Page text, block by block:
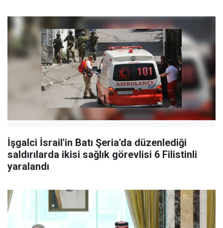
İşgalci İsrail'in Batı Şeria'da düzenlediği
saldırılarda ikisi sağlık görevlisi 6 Filistinli
yaralandı